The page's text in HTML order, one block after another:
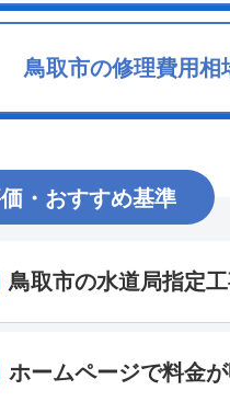
鳥取市の修理費用相
・おすすめ基準
鳥取市の水道局指定
ホームページで料金